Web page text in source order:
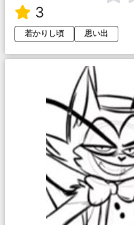
3
若かりし頃
思い出